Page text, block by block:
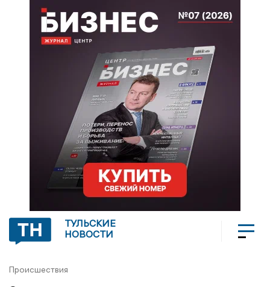
ТУЛЬСКИЕ
НОВОСТИ
Происшествия